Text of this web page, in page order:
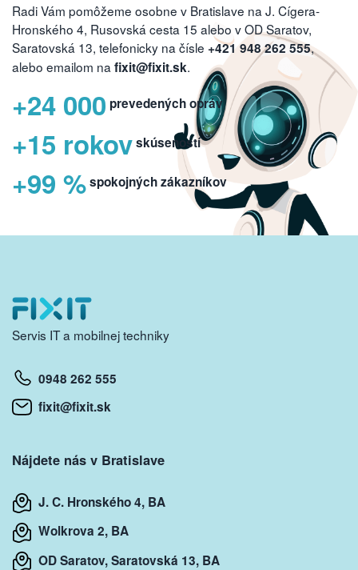
Radi Vám pomôžeme osobne v Bratislave na J. Cígera-
Hronského 4, Rusovská cesta 15 alebo v OD Saratov,
Saratovská 13, telefonicky na čísle +421 948 262 555,
alebo emailom na fixit@fixit.sk.
+24 000 prevedených opráv
+15 rokovskúseností
+99 %spokojných zákazníkov
Servis IT a mobilnej techniky
0948 262 555
fixit@fixit.sk
Nájdete nás v Bratislave
J. C. Hronského 4, BA
Wolkrova 2, BA
OD Saratov, Saratovská 13, BA